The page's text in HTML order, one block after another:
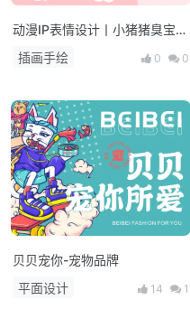
动漫IP表情设计丨小猪猪臭宝11
恩爱篇 甜蜜度爆表！
插画手绘 0 0
贝贝宠你-宠物品牌
平面设计
14 1